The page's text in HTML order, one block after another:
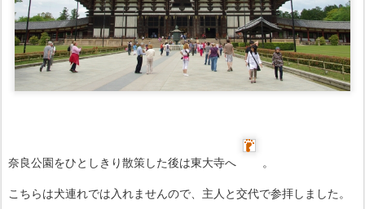
奈良公園をひとしきり散策した後は東大寺へ
。
こちらは犬連れでは入れませんので、主人と交代で参拝しました。